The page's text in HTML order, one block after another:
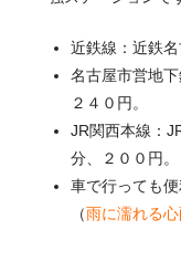
近鉄線：近鉄
名古屋市営地
２４０円。
JR関西本線：
分、２００円。
車で行っても
（雨に濡れる